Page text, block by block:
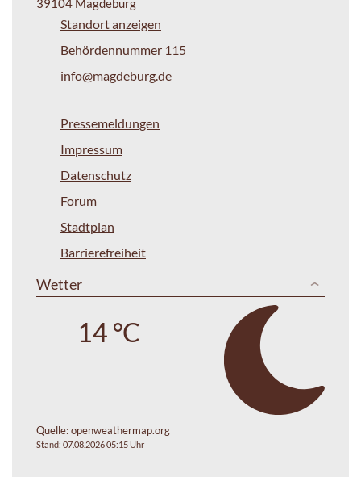
Standort anzeigen
Behördennummer 115
info@magdeburg.de
Pressemeldungen
Impressum
Datenschutz
Forum
Stadtplan
Barrierefreiheit
Wetter
14 °C
Quelle:openweathermap.org
Stand: 07.08.2026 05:15 Uhr